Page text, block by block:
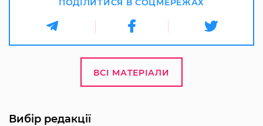
ПОДІЛИТИСЯ В СОЦМЕРЕЖАХ
ВСІ МАТЕРІАЛИ
Вибір редакції